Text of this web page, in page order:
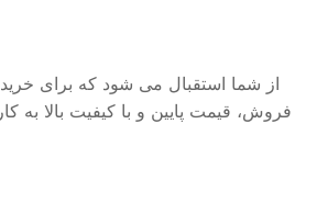
از شما استقبال می شود که برای خرید
فروش، قیمت پایین و با کیفیت بالا به